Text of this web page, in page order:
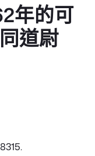
年的可
道尉